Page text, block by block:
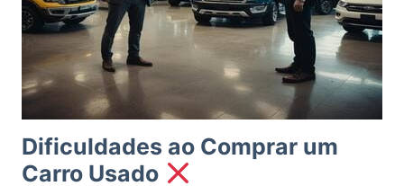
Dificuldades ao Comprar um
Carro Usado